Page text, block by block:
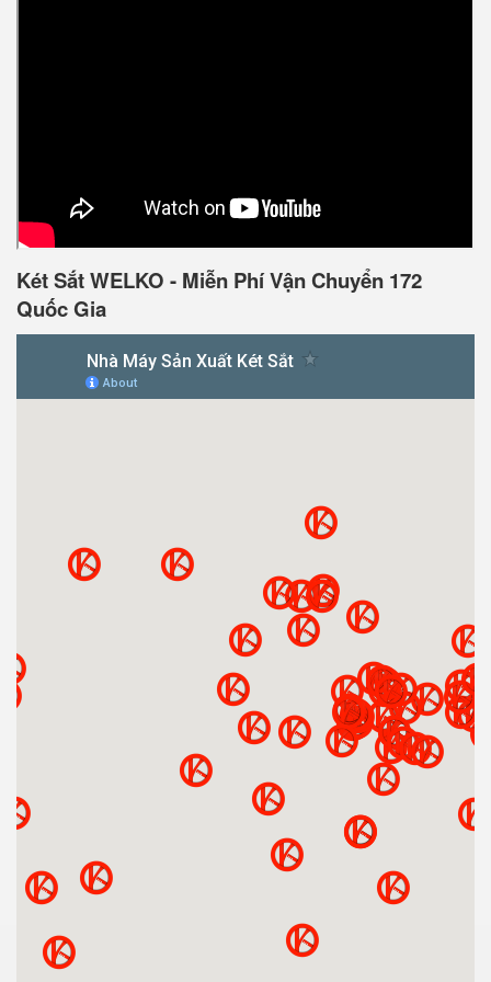
Két Sắt WELKO - Miễn Phí Vận Chuyển 172
Quốc Gia